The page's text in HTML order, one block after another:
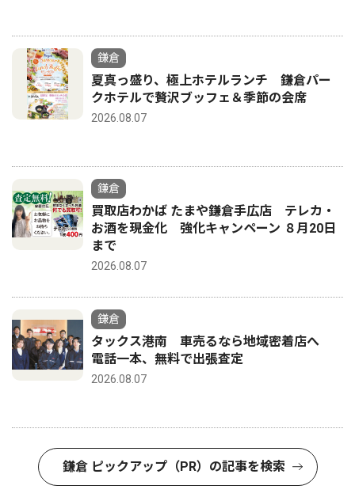
鎌倉
夏真っ盛り、極上ホテルランチ 鎌倉パー
クホテルで贅沢ブッフェ＆季節の会席
2026.08.07
鎌倉
買取店わかば たまや鎌倉手広店 テレカ・
お酒を現金化 強化キャンペーン ８月20日
まで
2026.08.07
鎌倉
タックス港南 車売るなら地域密着店へ
電話一本、無料で出張査定
2026.08.07
鎌倉 ピックアップ（PR）の記事を検索